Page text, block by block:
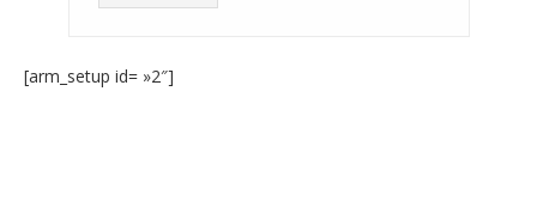
[arm_setup id= »2″]